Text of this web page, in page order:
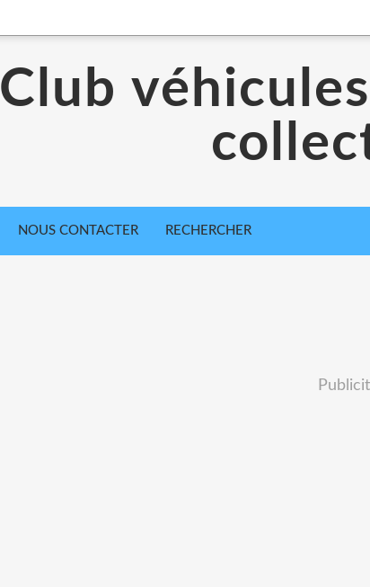
Club
NOUS CONTACTER RECHERCHER